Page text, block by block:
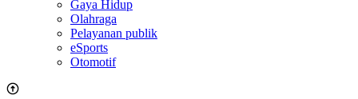
Gaya Hidup
Olahraga
Pelayanan publik
eSports
Otomotif